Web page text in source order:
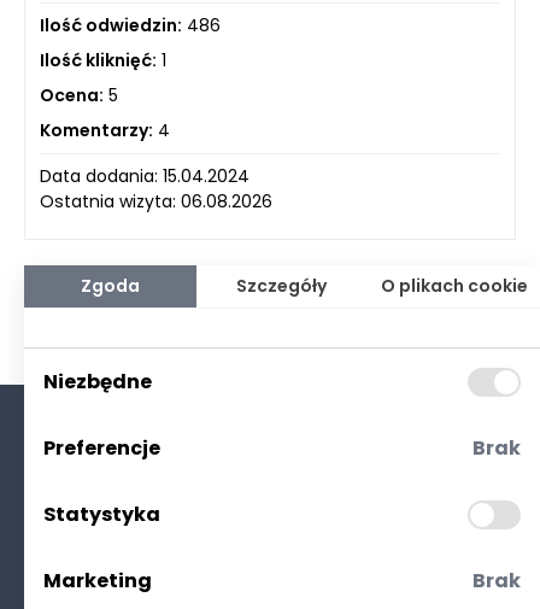
Ilość odwiedzin: 486
Ilość kliknięć: 1
Ocena: 5
Komentarzy: 4
Data dodania: 15.04.2024
Ostatnia wizyta: 06.08.2026
Polityka prywatności
Zgoda Szczegóły O plikach cookie
Niezbędne
Preferencje Brak
Statystyka
Marketing Brak